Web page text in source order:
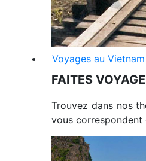
Voyages au Vietnam
FAITES
Trouvez dans nos
vous